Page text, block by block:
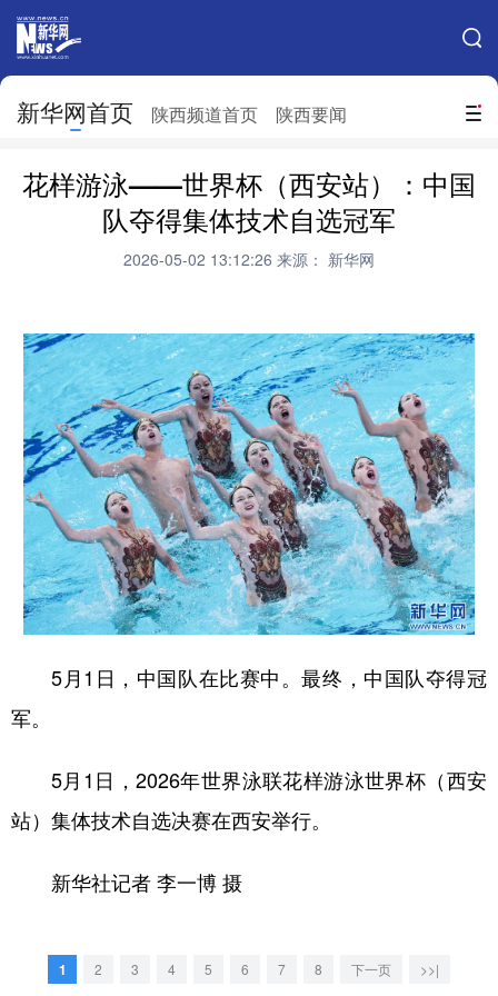
搜索
新华网首页 陕西频道首页 陕西要闻
网站地图
北京 天津 河北 山西
吉林 上海
山东 河南 湖北 湖南
广东 广西 海南 重庆
四川 贵州 云南 西藏
陕西 甘肃 青海 宁夏
新疆 内蒙古 黑龙江
花样游泳——世界杯（西安站）：中国
队夺得集体技术自选冠军
2026-05-02 13:12:26 来源： 新华网
5月1日，中国队在比赛中。最终，中国队夺得冠
军。
5月1日，2026年世界泳联花样游泳世界杯（西安
站）集体技术自选决赛在西安举行。
新华社记者 李一博 摄
1 2 3 4 5 6 7 8 下一页 >>|